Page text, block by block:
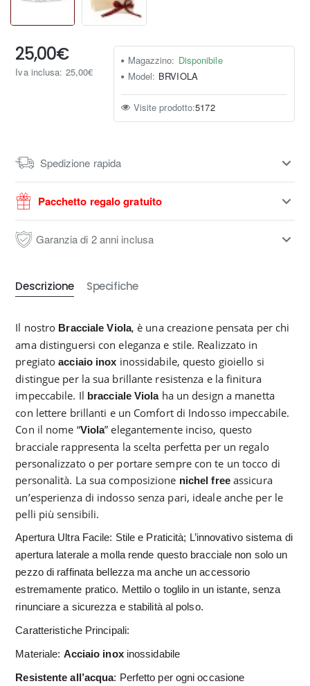
25,00€
Iva inclusa: 25,00€
Magazzino: Disponibile
Model: BRVIOLA
Visite prodotto:5172
Spedizione rapida
Pacchetto regalo gratuito
Garanzia di 2 anni inclusa
Descrizione Specifiche
Il nostro BraccialeViola, è una creazione pensata per chi
ama distinguersi con eleganza e stile. Realizzato in
pregiatoacciaio inox inossidabile, questo gioiello si
distingue per la sua brillante resistenza e la finitura
impeccabile. Il bracciale Viola ha un design a manetta
con lettere brillanti e un Comfort di Indosso impeccabile.
Con il nome “Viola” elegantemente inciso, questo
bracciale rappresenta la scelta perfetta per un regalo
personalizzato o per portare sempre con te un tocco di
personalità. La sua composizione nichel freeassicura
un’esperienza di indosso senza pari, ideale anche per le
pelli più sensibili.
Apertura Ultra Facile: Stile e Praticità; L’innovativo sistema di
apertura laterale a molla rende questo bracciale non solo un
pezzo di raffinata bellezza ma anche un accessorio
estremamente pratico. Mettilo o toglilo in un istante, senza
rinunciare a sicurezza e stabilità al polso.
Caratteristiche Principali:
Materiale: Acciaio inoxinossidabile
Resistente all’acqua: Perfetto per ogni occasione